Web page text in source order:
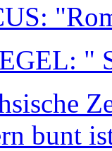
"
bunt